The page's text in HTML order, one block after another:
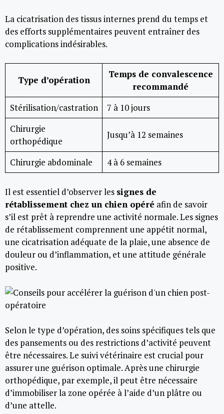
La cicatrisation des tissus internes prend du temps et
des efforts supplémentaires peuvent entraîner des
complications indésirables.
Type d’opération
Temps de convalescence
recommandé
Stérilisation/castration
7 à 10 jours
Chirurgie
orthopédique
Jusqu’à 12 semaines
Chirurgie abdominale 4 à 6 semaines
Il est essentiel d’observer les signes de
rétablissement chez un chien opéré afin de savoir
s’il est prêt à reprendre une activité normale. Les signes
de rétablissement comprennent une appétit normal,
une cicatrisation adéquate de la plaie, une absence de
douleur ou d’inflammation, et une attitude générale
positive.
Selon le type d’opération, des soins spécifiques tels que
des pansements ou des restrictions d’activité peuvent
être nécessaires. Le suivi vétérinaire est crucial pour
assurer une guérison optimale. Après une chirurgie
orthopédique, par exemple, il peut être nécessaire
d’immobiliser la zone opérée à l’aide d’un plâtre ou
d’une attelle.